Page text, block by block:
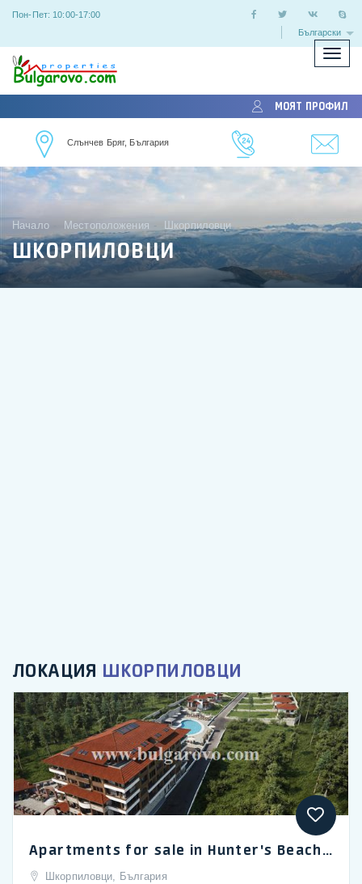
Пон-Пет: 10:00-17:00
Български
МОЯТ ПРОФИЛ
Слънчев Бряг, България
Начало Местоположения Шкорпиловци
ШКОРПИЛОВЦИ
ЛОКАЦИЯ ШКОРПИЛОВЦИ
Apartments for sale in Hunter's Beach, Shkorpilovtsi
Шкорпиловци, България